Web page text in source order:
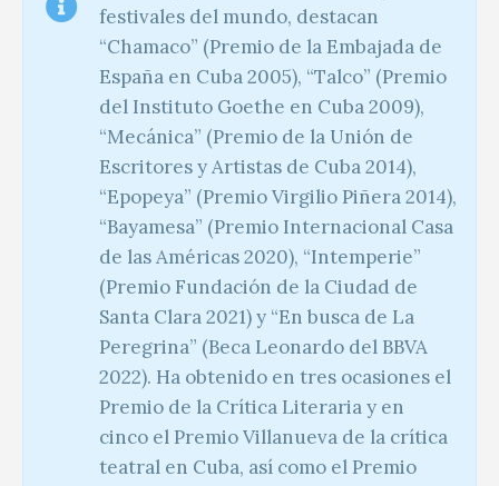
festivales del mundo, destacan
“Chamaco” (Premio de la Embajada de
España en Cuba 2005), “Talco” (Premio
del Instituto Goethe en Cuba 2009),
“Mecánica” (Premio de la Unión de
Escritores y Artistas de Cuba 2014),
“Epopeya” (Premio Virgilio Piñera 2014),
“Bayamesa” (Premio Internacional Casa
de las Américas 2020), “Intemperie”
(Premio Fundación de la Ciudad de
Santa Clara 2021) y “En busca de La
Peregrina” (Beca Leonardo del BBVA
2022). Ha obtenido en tres ocasiones el
Premio de la Crítica Literaria y en
cinco el Premio Villanueva de la crítica
teatral en Cuba, así como el Premio